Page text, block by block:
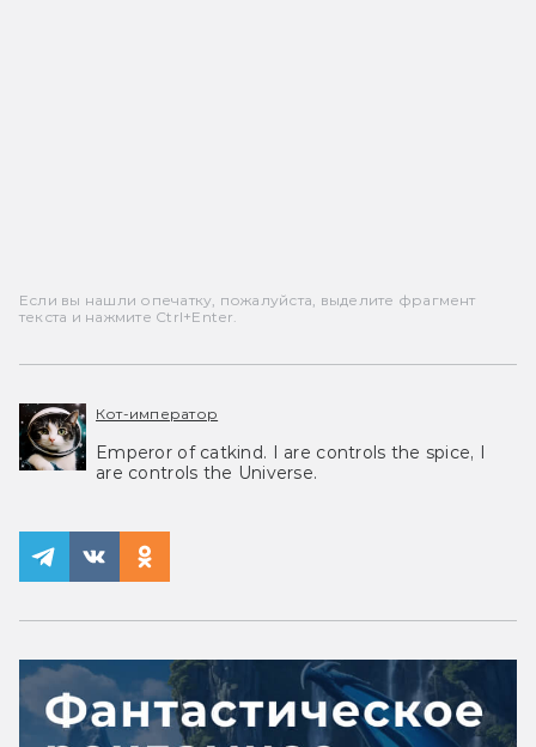
Если вы нашли опечатку, пожалуйста, выделите фрагмент
текста и нажмите Ctrl+Enter.
Кот-император
Emperor of catkind. I are controls the spice, I
are controls the Universe.